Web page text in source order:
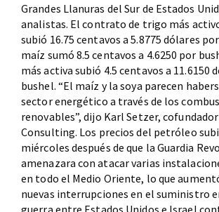
Grandes Llanuras del Sur de Estados
analistas. El contrato de trigo más
subió 16.75 centavos a 5.8775 dólares
maíz sumó 8.5 centavos a 4.6250 por
más activa subió 4.5 centavos a 11.6150
bushel. “El maíz y la soya parecen
sector energético a través de los
renovables”, dijo Karl Setzer, cofundador
Consulting. Los precios del petróleo
miércoles después de que la Guardia
amenazara con atacar varias
en todo el Medio Oriente, lo que
nuevas interrupciones en el suministro
guerra entre Estados Unidos e Israel